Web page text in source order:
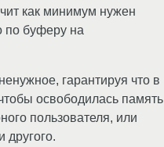
как минимум нужен
по буферу на
гарантируя что в
освободилась память
пользователя, или
другого.